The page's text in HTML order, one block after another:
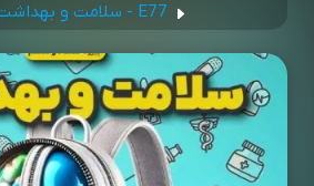
E77 - سلامت و بهداشت در سفر